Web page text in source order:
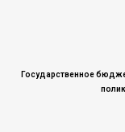
Государственное